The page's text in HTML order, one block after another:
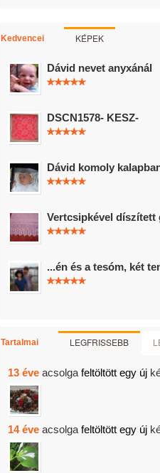
Kedvencei KÉPEK
Dávid nevet anyxánál
DSCN1578- KESZ-
Dávid komoly
Vertcsipkével díszített
...én és a tesóm, két
Tartalmai LEGFRISSEBB
13 éve acsolga feltöltött egy új
14 éve acsolga feltöltött egy új